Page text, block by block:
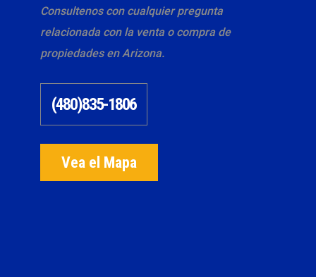
Consultenos con cualquier pregunta
relacionada con la venta o compra de
propiedades en Arizona.
(480)835-1806
Vea el Mapa